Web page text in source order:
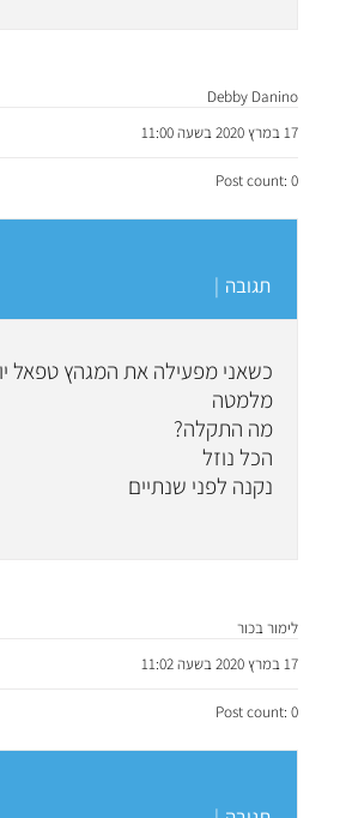
Debby Danino
17 במרץ 2020 בשעה 11:00
Post count: 0
תגובה |
כשאני מפעילה את המגהץ טפאל
מלמטה
מה התקלה?
הכל נוזל
נקנה לפני שנתיים
לימור בכור
17 במרץ 2020 בשעה 11:02
Post count: 0